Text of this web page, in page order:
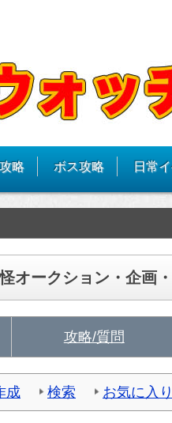
略 ボス攻略 日常
オークション・企画
攻略/質問
成 検索 お気に入